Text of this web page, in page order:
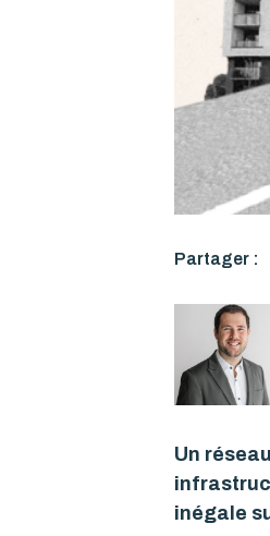
Partager :
Un
inégale